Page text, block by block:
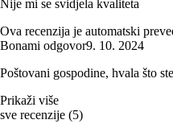
Nije mi se svidjela kvaliteta
Ova recenzija je automatski
Bonami odgovor9. 10. 2024
Poštovani gospodine, hvala što
Prikaži više
sve recenzije (5)